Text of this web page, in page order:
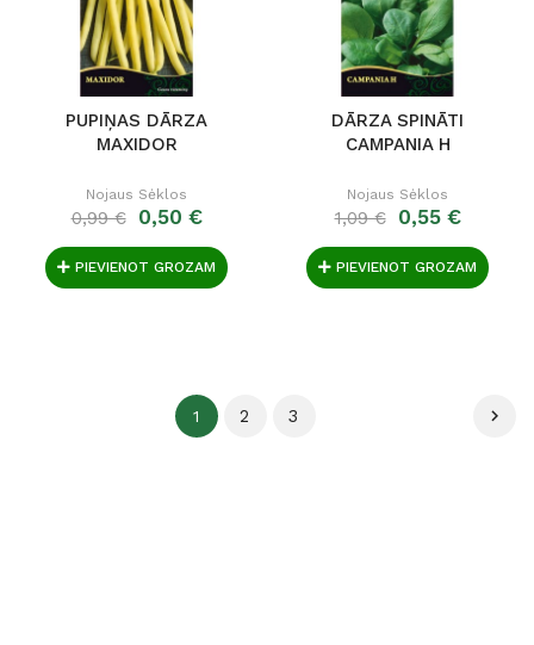
PUPIŅAS DĀRZA
MAXIDOR
Nojaus Sėklos
0,99 € 0,50 €
PIEVIENOT GROZAM
DĀRZA SPINĀTI
CAMPANIA H
Nojaus Sėklos
1,09 € 0,55 €
PIEVIENOT GROZAM
1 2 3 